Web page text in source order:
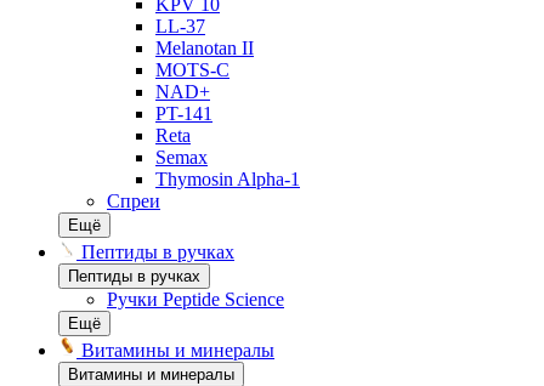
KPV 10
LL-37
Melanotan II
MOTS-C
NAD+
PT-141
Reta
Semax
Thymosin Alpha-1
Спреи
Ещё
Пептиды в ручках
Пептиды в ручках
Ручки Peptide Science
Ещё
Витамины и минералы
Витамины и минералы